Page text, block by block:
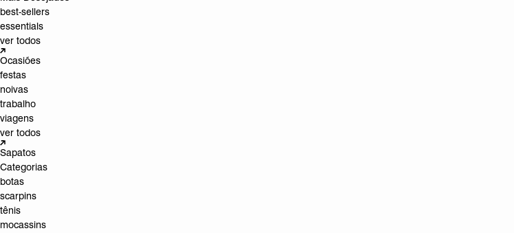
best-sellers
essentials
ver todos
Ocasiões
festas
noivas
trabalho
viagens
ver todos
Sapatos
Categorias
botas
scarpins
tênis
mocassins